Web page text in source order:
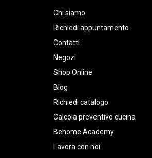
Chi siamo
Richiedi appuntamento
Contatti
Negozi
Shop Online
Blog
Richiedi catalogo
Calcola preventivo cucina
Behome Academy
Lavora con noi